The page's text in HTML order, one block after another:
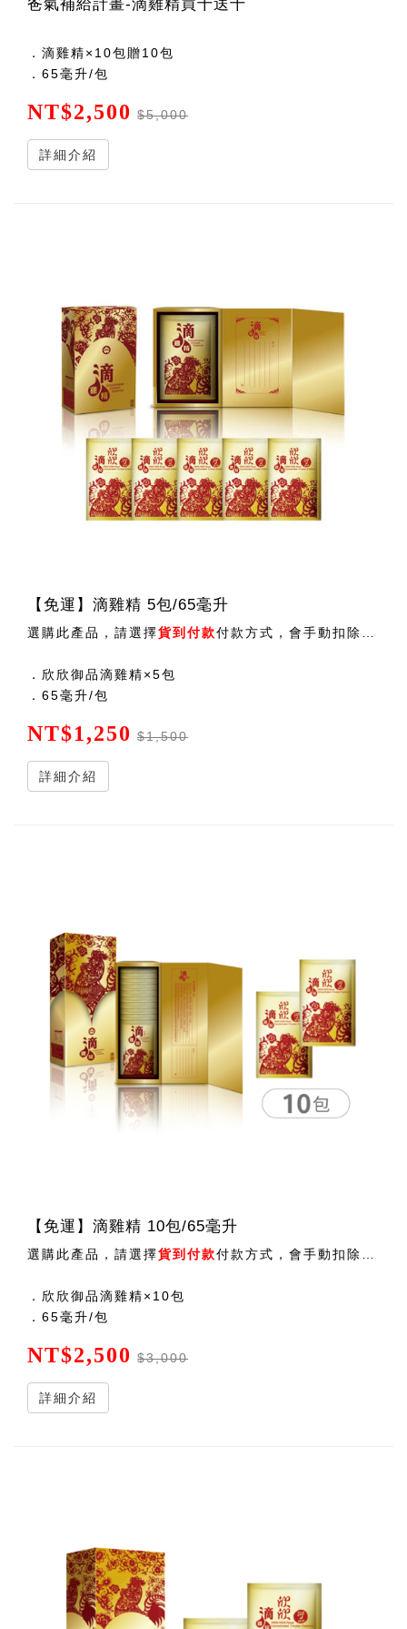
爸氣補給計畫-滴雞精買十送十
．滴雞精×10包贈10包
．65毫升/包
NT$2,500 $5,000
詳細介紹
【免運】滴雞精 5包/65毫升
選購此產品，請選擇貨到付款付款方式，會手動扣除運費後出貨 ！
．欣欣御品滴雞精×5包
．65毫升/包
NT$1,250 $1,500
詳細介紹
【免運】滴雞精 10包/65毫升
選購此產品，請選擇貨到付款付款方式，會手動扣除運費後出貨 ！
．欣欣御品滴雞精×10包
．65毫升/包
NT$2,500 $3,000
詳細介紹